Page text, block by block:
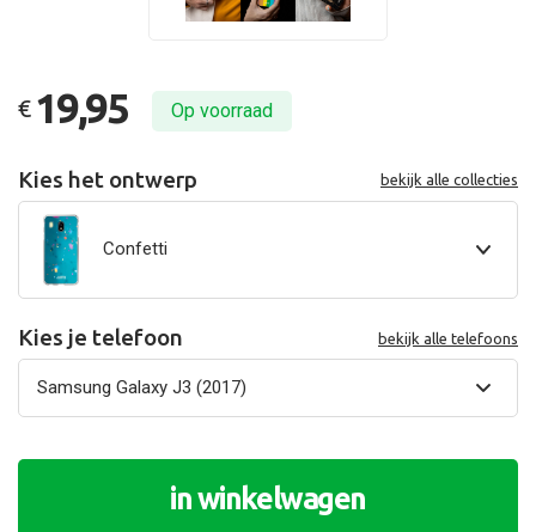
€ 19,95 Op voorraad
Kies het ontwerp bekijk alle collecties
Confetti
Kies je telefoon bekijk alle telefoons
in winkelwagen